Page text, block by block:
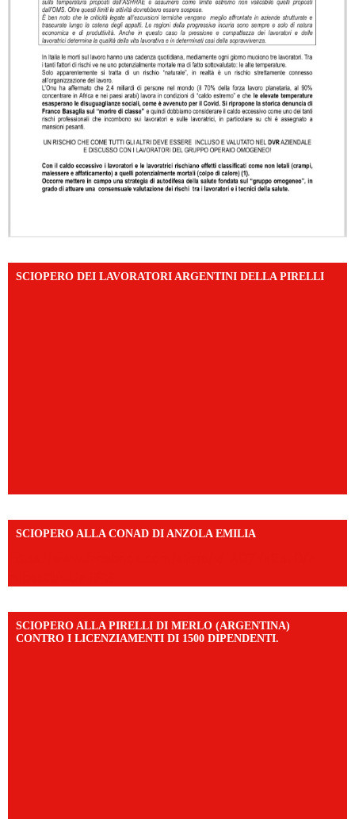
SCIOPERO DEI LAVORATORI ARGENTINI DELLA PIRELLI
SCIOPERO ALLA CONAD DI ANZOLA EMILIA
SCIOPERO ALLA PIRELLI DI MERLO (ARGENTINA)
CONTRO I LICENZIAMENTI DI 1500 DIPENDENTI.